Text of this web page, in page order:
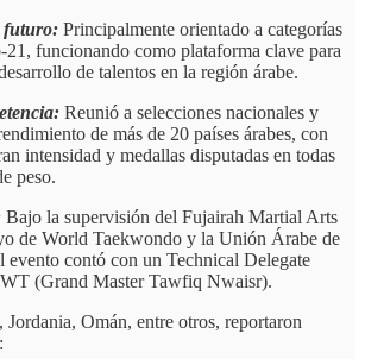
futuro: Principalmente orientado a categorías
21, funcionando como plataforma clave para
de talentos en la región árabe.
Reunió a selecciones nacionales y
de más de 20 países árabes, con
intensidad y medallas disputadas en todas
peso.
Bajo la supervisión del Fujairah Martial Arts
de World Taekwondo y la Unión Árabe de
evento contó con un Technical Delegate
(Grand Master Tawfiq Nwaisr).
Jordania, Omán, entre otros, reportaron